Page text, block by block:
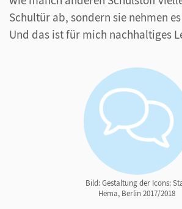
Schultür ab, sondern sie nehmen
Und das ist für mich nachhaltiges
Bild: Gestaltung der Icons:
Hema, Berlin 2017/2018